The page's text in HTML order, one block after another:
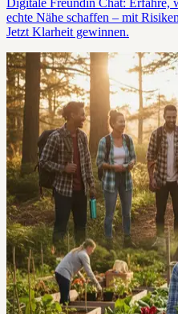
echte Nähe schaffen – mit
Jetzt Klarheit gewinnen.